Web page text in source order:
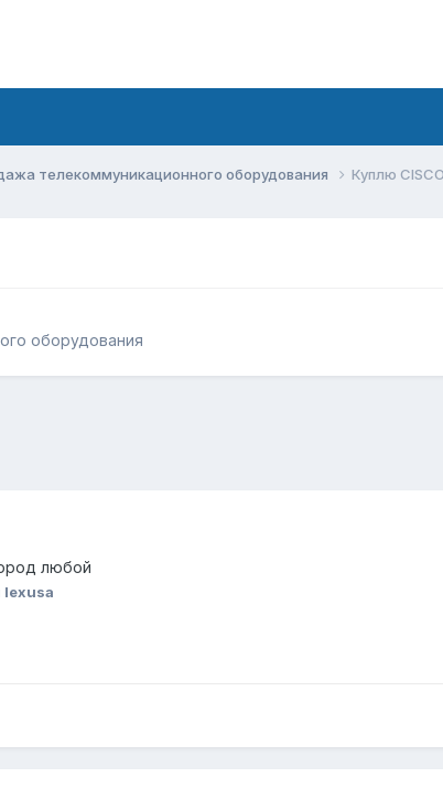
телекоммуникационного оборудования Куплю
оборудования
любой
lexusa